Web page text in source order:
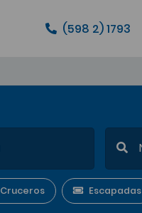
(598 2) 1793
Cruceros Escapadas